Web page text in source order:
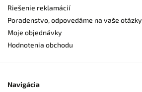
Riešenie reklamácií
Poradenstvo, odpovedáme na vaše otázky
Moje objednávky
Hodnotenia obchodu
Navigácia